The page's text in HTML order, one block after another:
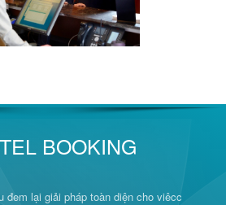
BOOKING
đem lại giải pháp toàn diện cho viêcc